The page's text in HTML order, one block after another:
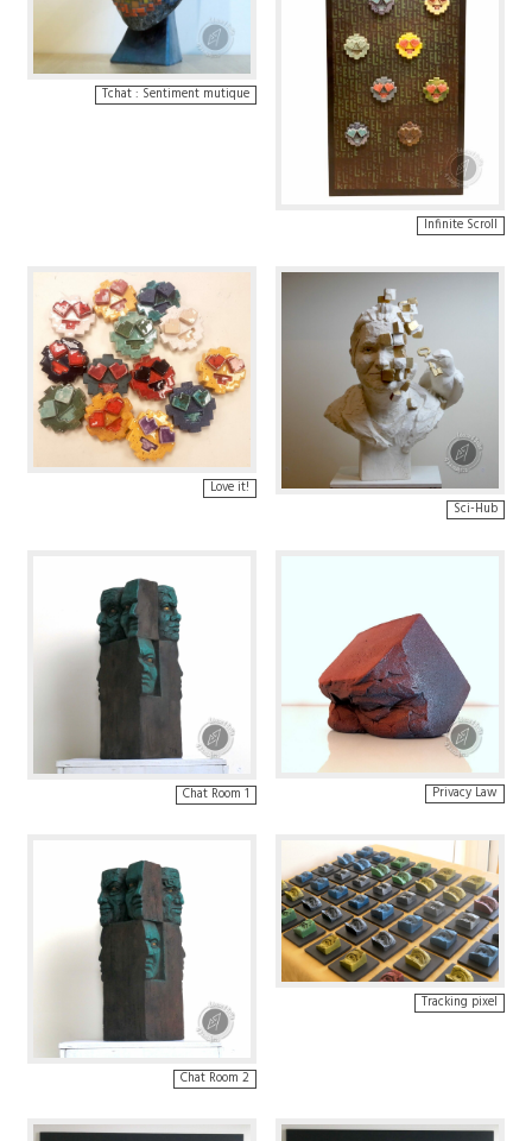
Tchat : Sentiment mutique
Infinite Scroll
Love it!
Sci-Hub
Chat Room 1 Privacy Law
Chat Room 2
Tracking pixel